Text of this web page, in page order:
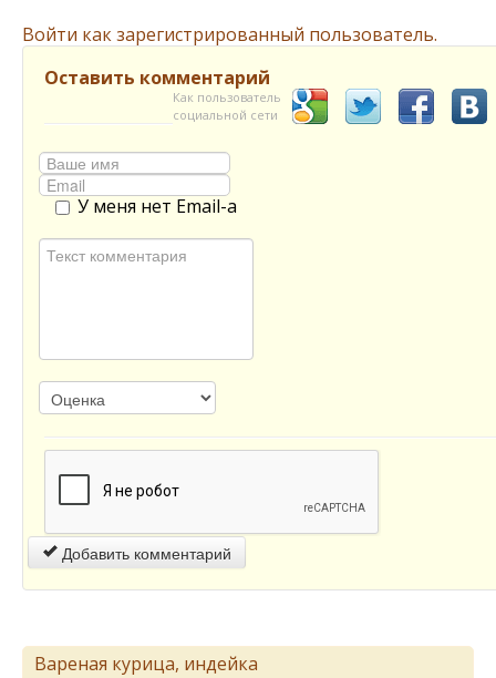
Войти как зарегистрированный пользователь.
Оставить комментарий
Как пользователь
социальной сети
У меня нет Email-а
Добавить комментарий
Вареная курица, индейка